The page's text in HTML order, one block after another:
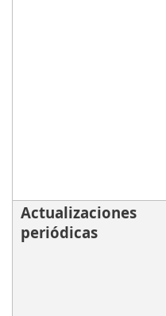
Actualizaciones
periódicas